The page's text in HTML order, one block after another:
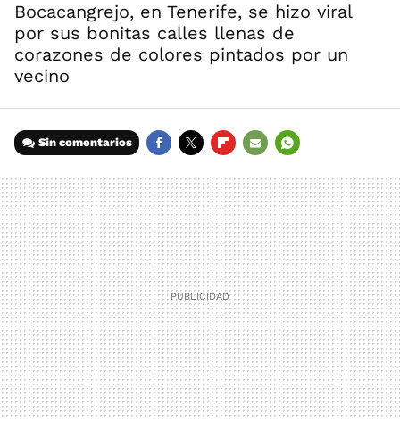
Bocacangrejo, en Tenerife, se hizo viral
por sus bonitas calles llenas de
corazones de colores pintados por un
vecino
Sin comentarios
MAIL